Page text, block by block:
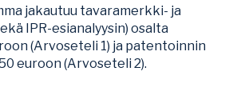
jakautuu tavaramerkki- ja
IPR-esianalyysin) osalta
(Arvoseteli 1) ja patentoinnin
euroon (Arvoseteli 2).